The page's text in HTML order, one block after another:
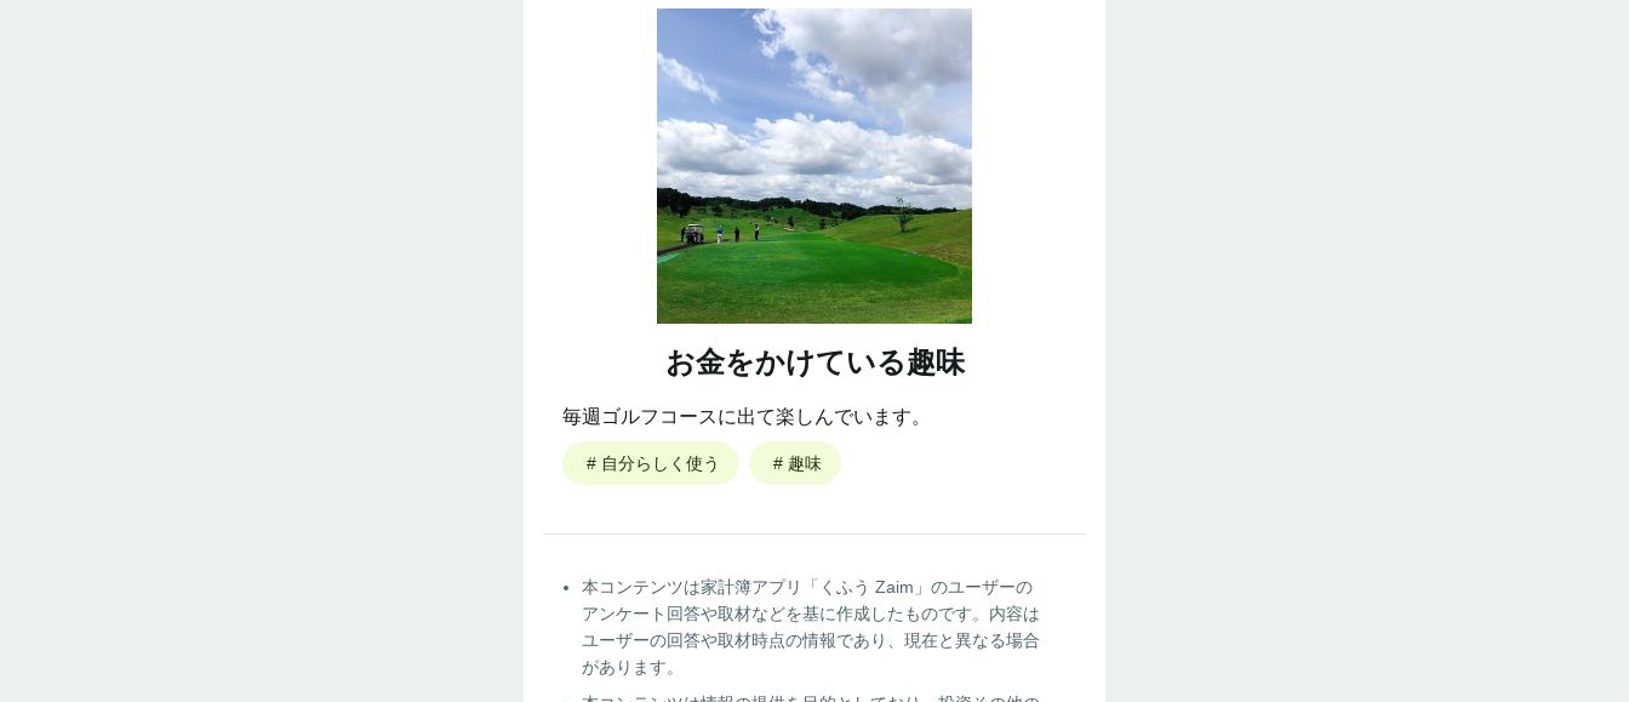
お金をかけている趣味
毎週ゴルフコースに出て楽しんでいます。
# 自分らしく使う # 趣味
本コンテンツは家計簿アプリ「くふう Zaim」のユーザーの
アンケート回答や取材などを基に作成したものです。内容は
ユーザーの回答や取材時点の情報であり、現在と異なる場合
があります。